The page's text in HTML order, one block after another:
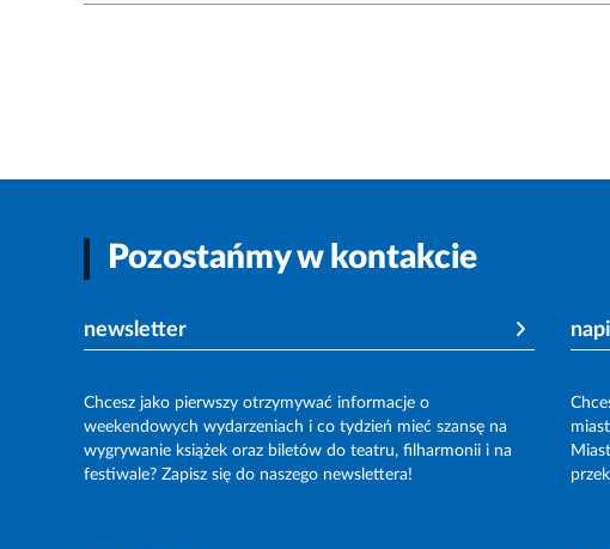
Pozostańmy w kontakcie
newsletter
Chcesz jako pierwszy otrzymywać informacje o
weekendowych wydarzeniach i co tydzień mieć szansę na
wygrywanie książek oraz biletów do teatru, filharmonii i na
festiwale? Zapisz się do naszego newslettera!